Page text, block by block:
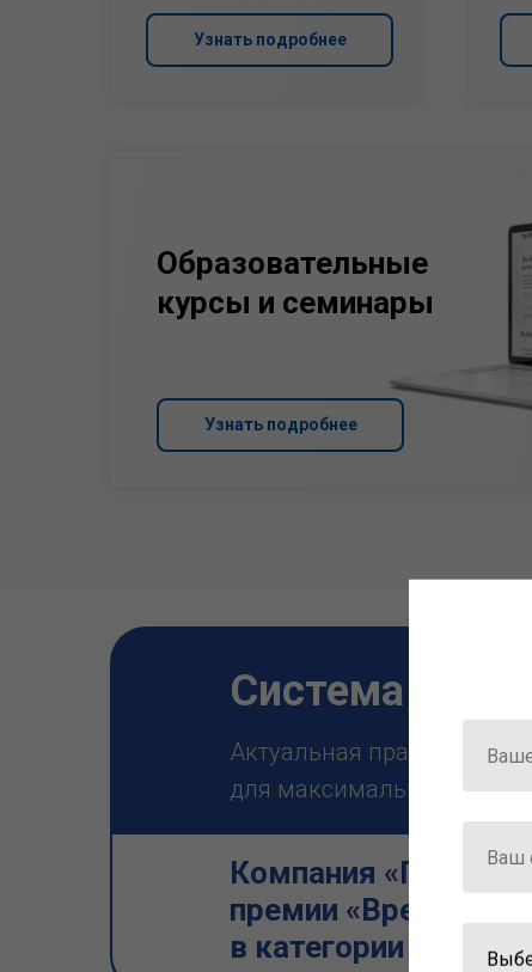
Узнать подробнее
Образовательные
курсы и семинары
Узнать подробнее
Компания «Гарант»
премии «Время
в категории
Система
Актуальная правовая
для максимально